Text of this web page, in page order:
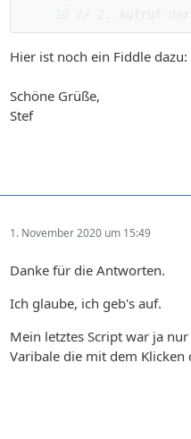
Hier ist noch ein Fiddle dazu:
Schöne Grüße,
Stef
1. November 2020 um 15:49
Danke für die Antworten.
Ich glaube, ich geb's auf.
Mein letztes Script war ja
Varibale die mit dem